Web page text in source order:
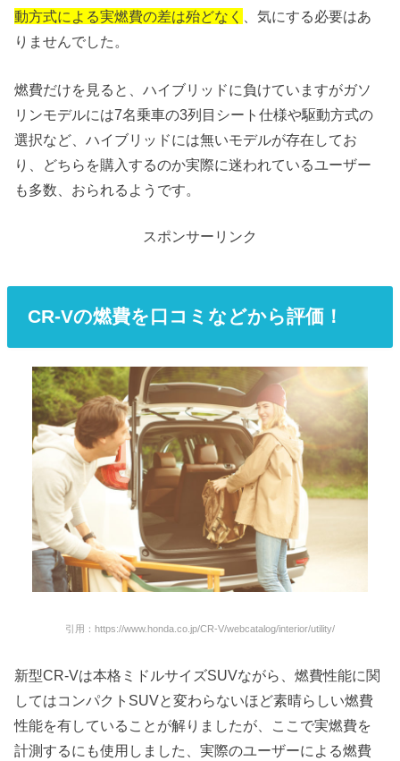
動方式による実燃費の差は殆どなく
、気にする必要はあ
りませんでした。
燃費だけを見ると、ハイブリッドに負けていますがガソ
リンモデルには7名乗車の3列目シート仕様や駆動方式の
選択など、ハイブリッドには無いモデルが存在してお
り、どちらを購入するのか実際に迷われているユーザー
も多数、おられるようです。
スポンサーリンク
CR-Vの燃費を口コミなどから評価！
引用：https://www.honda.co.jp/CR-V/webcatalog/interior/utility/
新型CR-Vは本格ミドルサイズSUVながら、燃費性能に関
してはコンパクトSUVと変わらないほど素晴らしい燃費
性能を有していることが解りましたが、ここで実燃費を
計測するにも使用しました、実際のユーザーによる燃費